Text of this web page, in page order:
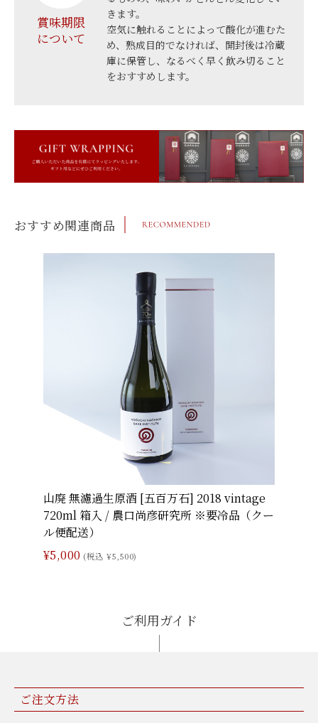
賞味期限
について
きます。
空気に触れることによって酸化が進むた
め、熟成目的でなければ、開封後は冷蔵
庫に保管し、なるべく早く飲み切ること
をおすすめします。
おすすめ関連商品
山廃 無濾過生原酒 [五百万石] 2018 vintage
720ml 箱入 / 農口尚彦研究所 ※要冷品（クー
ル便配送）
¥5,000 (税込 ¥5,500)
ご利用ガイド
ご注文方法